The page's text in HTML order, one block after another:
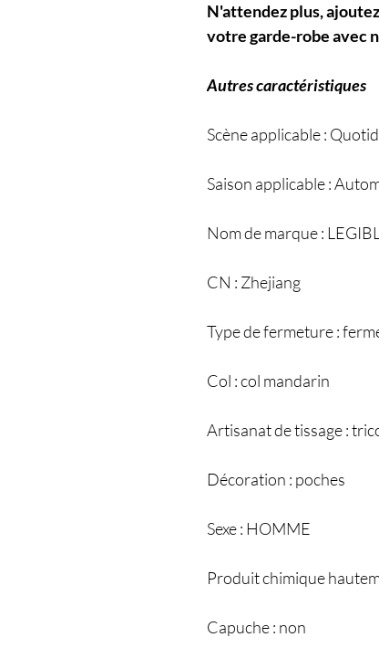
N'attendez plus,
votre garde-robe avec
Autres caractéristiques
Scène applicable :
Saison applicable :
Nom de marque :
CN : Zhejiang
Type de fermeture :
Col : col mandarin
Artisanat de tissage :
Décoration : poches
Sexe : HOMME
Produit chimique
Capuche : non